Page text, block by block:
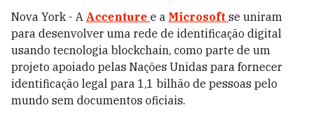
Nova York - A Accenture e a Microsoft se uniram
para desenvolver uma rede de identificação digital
usando tecnologia blockchain, como parte de um
projeto apoiado pelas Nações Unidas para fornecer
identificação legal para 1,1 bilhão de pessoas pelo
mundo sem documentos oficiais.